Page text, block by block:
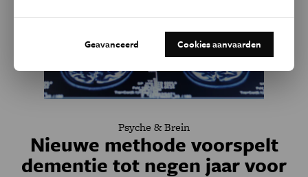
Psyche & Brein
Nieuwe methode voorspelt
dementie tot negen jaar voor
Geavanceerd Cookies aanvaarden